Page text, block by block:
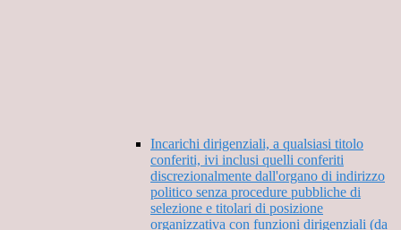
Incarichi dirigenziali, a qualsiasi titolo
conferiti, ivi inclusi quelli conferiti
discrezionalmente dall'organo di indirizzo
politico senza procedure pubbliche di
selezione e titolari di posizione
organizzativa con funzioni dirigenziali (da